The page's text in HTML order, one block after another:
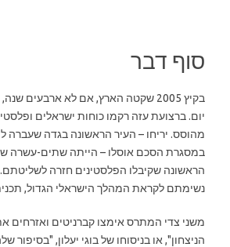
סוף דבר
בקיץ 2005 שקטה הארץ, אם לא ארבעים
יום. ברצועת עזה רקמו כוחות ישראלים
מהוסס. יריחו – העיר הראשונה בגדה שעברה
במסגרת הסכם אוסלו – הייתה שתים-עשרה
הראשונה שקיבלו הפלסטינים חזרה
נשימתם לקראת המהלך הישראלי הגדול,
משני צדי המתרס אימצו קברניטים ואזרחים
הניצחון", או בניסוחו של בוגי יעלון, "בסיפור